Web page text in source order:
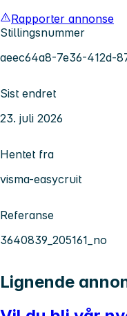
Rapporter annonse
Stillingsnummer
aeec64a8-7e36-412d-
Sist endret
23. juli 2026
Hentet fra
visma-easycruit
Referanse
3640839_205161_no
Lignende